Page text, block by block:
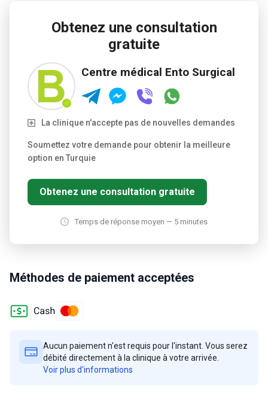
Obtenez une consultation
gratuite
Centre médical Ento Surgical
La clinique n'accepte pas de nouvelles demandes
Soumettez votre demande pour obtenir la meilleure
option en Turquie
Obtenez une consultation gratuite
Temps de réponse moyen — 5 minutes
Méthodes de paiement acceptées
Aucun paiement n'est requis pour l'instant. Vous serez
débité directement à la clinique à votre arrivée.
Voir plus d'informations